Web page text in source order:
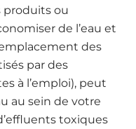
produits ou
de l’eau et
des
par des
à l’emploi), peut
au sein de votre
toxiques